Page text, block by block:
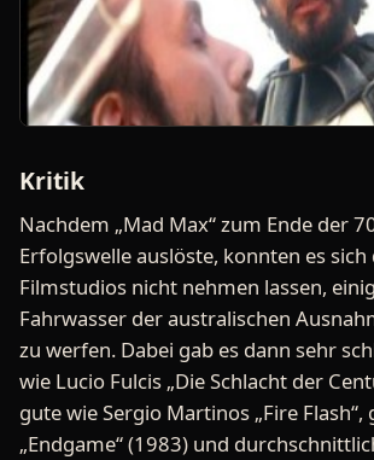
Kritik
Nachdem „Mad Max“ zum Ende der
Erfolgswelle auslöste, konnten es
Filmstudios nicht nehmen lassen,
Fahrwasser der australischen
zu werfen. Dabei gab es dann sehr
wie Lucio Fulcis „Die Schlacht der
gute wie Sergio Martinos „Fire Flash“,
„Endgame“ (1983) und